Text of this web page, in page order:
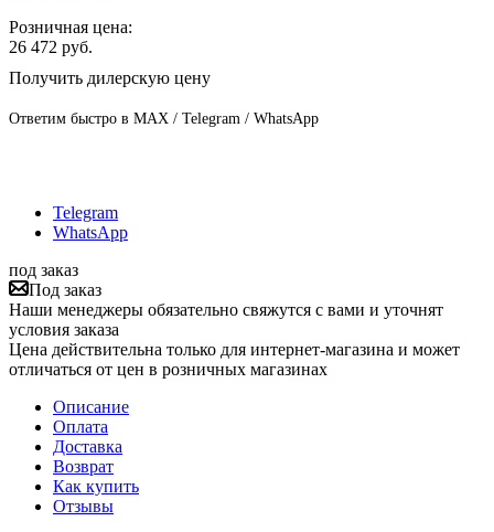
Розничная цена:
26 472 руб.
Получить дилерскую цену
Ответим быстро в MAX / Telegram / WhatsApp
Telegram
WhatsApp
под заказ
Под заказ
Наши менеджеры обязательно свяжутся с вами и уточнят
условия заказа
Цена действительна только для интернет-магазина и может
отличаться от цен в розничных магазинах
Описание
Оплата
Доставка
Возврат
Как купить
Отзывы